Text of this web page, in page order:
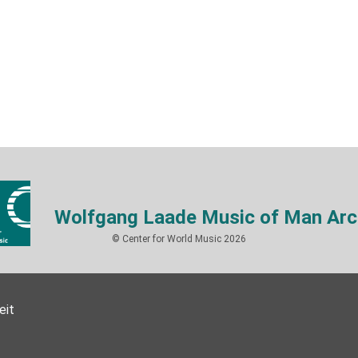
Wolfgang Laade Music of Man
© Center for World Music 2026